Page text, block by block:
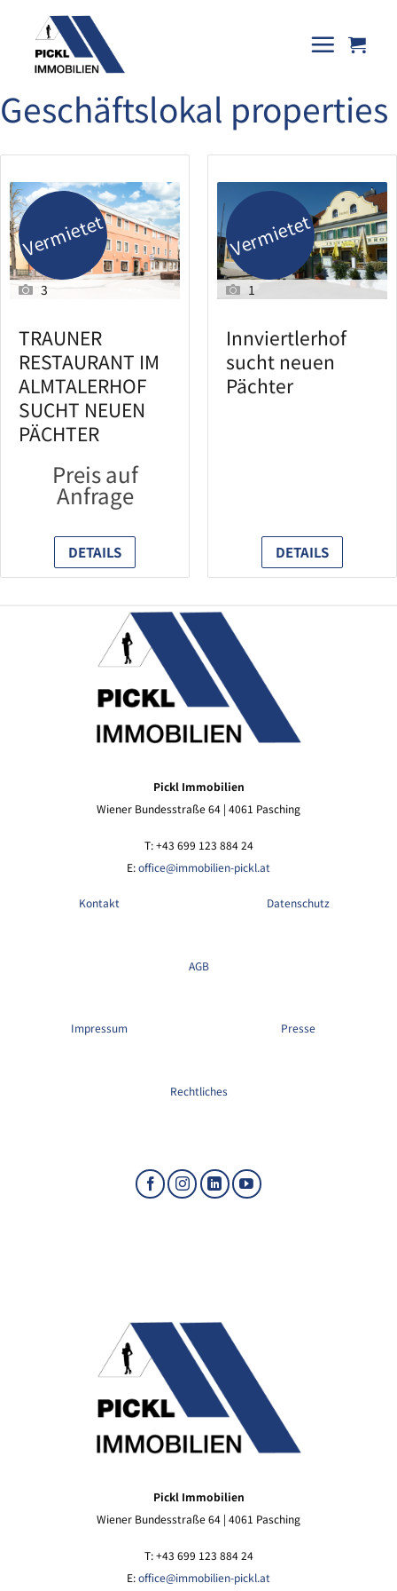
content
Geschäftslokal properties
Vermietet
3
TRAUNER
RESTAURANT IM
ALMTALERHOF
SUCHT NEUEN
PÄCHTER
Preis auf
Anfrage
DETAILS
Vermietet
1
Innviertlerhof
sucht neuen
Pächter
DETAILS
Pickl Immobilien
Wiener Bundesstraße 64 | 4061 Pasching
T: +43 699 123 884 24
E:office@immobilien-pickl.at
Kontakt Datenschutz
AGB
Impressum Presse
Rechtliches
Pickl Immobilien
Wiener Bundesstraße 64 | 4061 Pasching
T: +43 699 123 884 24
E:office@immobilien-pickl.at